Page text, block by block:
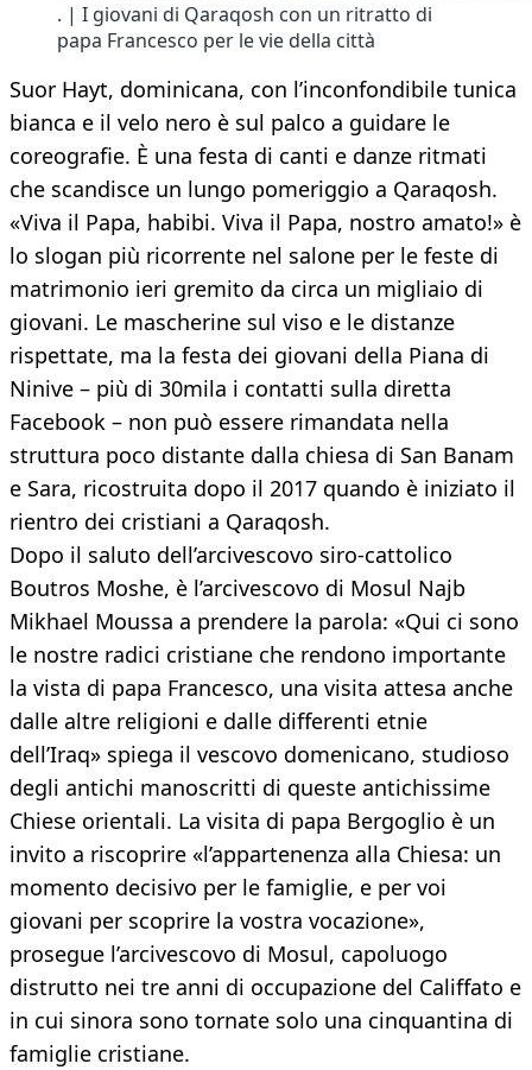
. | I giovani di Qaraqosh con un ritratto di
papa Francesco per le vie della città
Suor Hayt, dominicana, con l’inconfondibile tunica
bianca e il velo nero è sul palco a guidare le
coreografie. È una festa di canti e danze ritmati
che scandisce un lungo pomeriggio a Qaraqosh.
«Viva il Papa, habibi. Viva il Papa, nostro amato!» è
lo slogan più ricorrente nel salone per le feste di
matrimonio ieri gremito da circa un migliaio di
giovani. Le mascherine sul viso e le distanze
rispettate, ma la festa dei giovani della Piana di
Ninive – più di 30mila i contatti sulla diretta
Facebook – non può essere rimandata nella
struttura poco distante dalla chiesa di San Banam
e Sara, ricostruita dopo il 2017 quando è iniziato il
rientro dei cristiani a Qaraqosh.
Dopo il saluto dell’arcivescovo siro-cattolico
Boutros Moshe, è l’arcivescovo di Mosul Najb
Mikhael Moussa a prendere la parola: «Qui ci sono
le nostre radici cristiane che rendono importante
la vista di papa Francesco, una visita attesa anche
dalle altre religioni e dalle differenti etnie
dell’Iraq» spiega il vescovo domenicano, studioso
degli antichi manoscritti di queste antichissime
Chiese orientali. La visita di papa Bergoglio è un
invito a riscoprire «l’appartenenza alla Chiesa: un
momento decisivo per le famiglie, e per voi
giovani per scoprire la vostra vocazione»,
prosegue l’arcivescovo di Mosul, capoluogo
distrutto nei tre anni di occupazione del Califfato e
in cui sinora sono tornate solo una cinquantina di
famiglie cristiane.